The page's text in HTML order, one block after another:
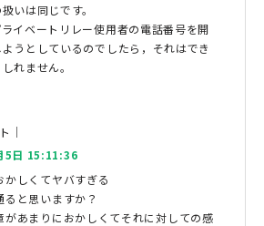
いは同じです。
イベートリレー使用者の電話番号を開
うとしているのでしたら，それはでき
れません。
｜
5日 15:11:36
しくてヤバすぎる
ると思いますか？
があまりにおかしくてそれに対しての感